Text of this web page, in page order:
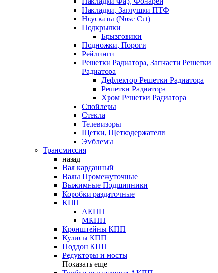
Накладки, Заглушки ПТФ
Ноускаты (Nose Cut)
Подкрылки
Брызговики
Подножки, Пороги
Рейлинги
Решетки Радиатора, Запчасти Решетки
Радиатора
Дефлектор Решетки Радиатора
Решетки Радиатора
Хром Решетки Радиатора
Спойлеры
Стекла
Телевизоры
Щетки, Щеткодержатели
Эмблемы
Трансмиссия
назад
Вал карданный
Валы Промежуточные
Выжимные Подшипники
Коробки раздаточные
КПП
АКПП
МКПП
Кронштейны КПП
Кулисы КПП
Поддон КПП
Редукторы и мосты
Показать еще